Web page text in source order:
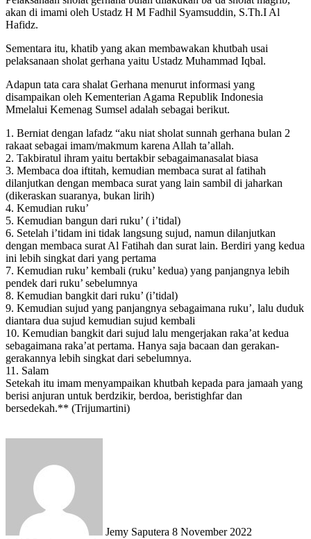
akan di imami oleh Ustadz H M Fadhil Syamsuddin, S.Th.I Al
Hafidz.
Sementara itu, khatib yang akan membawakan khutbah usai
pelaksanaan sholat gerhana yaitu Ustadz Muhammad Iqbal.
Adapun tata cara shalat Gerhana menurut informasi yang
disampaikan oleh Kementerian Agama Republik Indonesia
Mmelalui Kemenag Sumsel adalah sebagai berikut.
1. Berniat dengan lafadz “aku niat sholat sunnah gerhana bulan 2
rakaat sebagai imam/makmum karena Allah ta’allah.
2. Takbiratul ihram yaitu bertakbir sebagaimanasalat biasa
3. Membaca doa iftitah, kemudian membaca surat al fatihah
dilanjutkan dengan membaca surat yang lain sambil di jaharkan
(dikeraskan suaranya, bukan lirih)
4. Kemudian ruku’
5. Kemudian bangun dari ruku’ ( i’tidal)
6. Setelah i’tidam ini tidak langsung sujud, namun dilanjutkan
dengan membaca surat Al Fatihah dan surat lain. Berdiri yang kedua
ini lebih singkat dari yang pertama
7. Kemudian ruku’ kembali (ruku’ kedua) yang panjangnya lebih
pendek dari ruku’ sebelumnya
8. Kemudian bangkit dari ruku’ (i’tidal)
9. Kemudian sujud yang panjangnya sebagaimana ruku’, lalu duduk
diantara dua sujud kemudian sujud kembali
10. Kemudian bangkit dari sujud lalu mengerjakan raka’at kedua
sebagaimana raka’at pertama. Hanya saja bacaan dan gerakan-
gerakannya lebih singkat dari sebelumnya.
11. Salam
Setekah itu imam menyampaikan khutbah kepada para jamaah yang
berisi anjuran untuk berdzikir, berdoa, beristighfar dan
bersedekah.** (Trijumartini)
Jemy Saputera 8 November 2022